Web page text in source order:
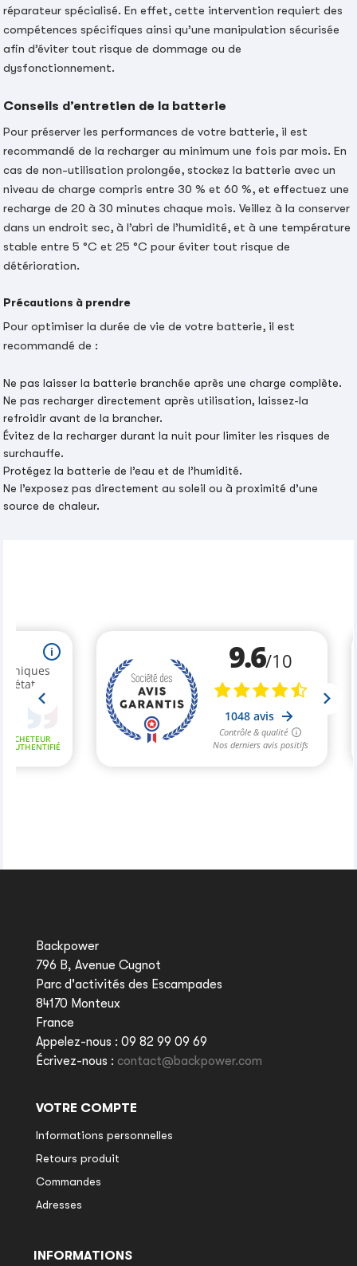
réparateur spécialisé. En effet, cette intervention requiert des
compétences spécifiques ainsi qu’une manipulation sécurisée
afin d’éviter tout risque de dommage ou de
dysfonctionnement.
Conseils d’entretien de la batterie
Pour préserver les performances de votre batterie, il est
recommandé de la recharger au minimum une fois par mois. En
cas de non-utilisation prolongée, stockez la batterie avec un
niveau de charge compris entre 30 % et 60 %, et effectuez une
recharge de 20 à 30 minutes chaque mois. Veillez à la conserver
dans un endroit sec, à l’abri de l’humidité, et à une température
stable entre 5 °C et 25 °C pour éviter tout risque de
détérioration.
Précautions à prendre
Pour optimiser la durée de vie de votre batterie, il est
recommandé de :
Ne pas laisser la batterie branchée après une charge complète.
Ne pas recharger directement après utilisation, laissez-la
refroidir avant de la brancher.
Évitez de la recharger durant la nuit pour limiter les risques de
surchauffe.
Protégez la batterie de l’eau et de l’humidité.
Ne l’exposez pas directement au soleil ou à proximité d’une
source de chaleur.
Backpower
796 B, Avenue Cugnot
Parc d'activités des Escampades
84170 Monteux
France
Appelez-nous : 09 82 99 09 69
Écrivez-nous : contact@backpower.com
VOTRE COMPTE
Informations personnelles
Retours produit
Commandes
Adresses
INFORMATIONS